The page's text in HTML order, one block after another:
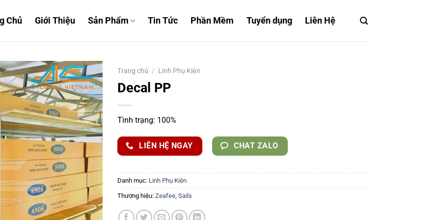
Chủ Giới Thiệu Sản Phẩm Tin Tức Phần Mềm Tuyển dụng Liên Hệ
Trang chủ / Linh Phụ Kiện
Decal PP
Tình trạng: 100%
LIÊN HỆ NGAY CHAT ZALO
Danh mục: Linh Phụ Kiện
Thương hiệu: Zeafee Sails